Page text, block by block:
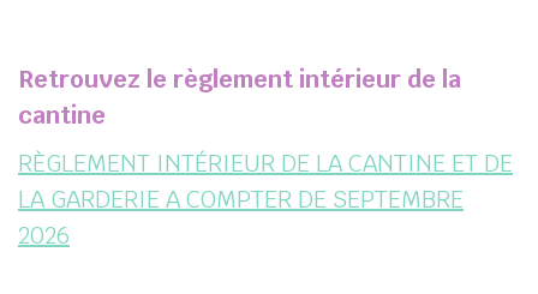
Retrouvez le règlement intérieur de la
cantine
RÈGLEMENT INTÉRIEUR DE LA CANTINE ET DE
LA GARDERIE A COMPTER DE SEPTEMBRE
2026